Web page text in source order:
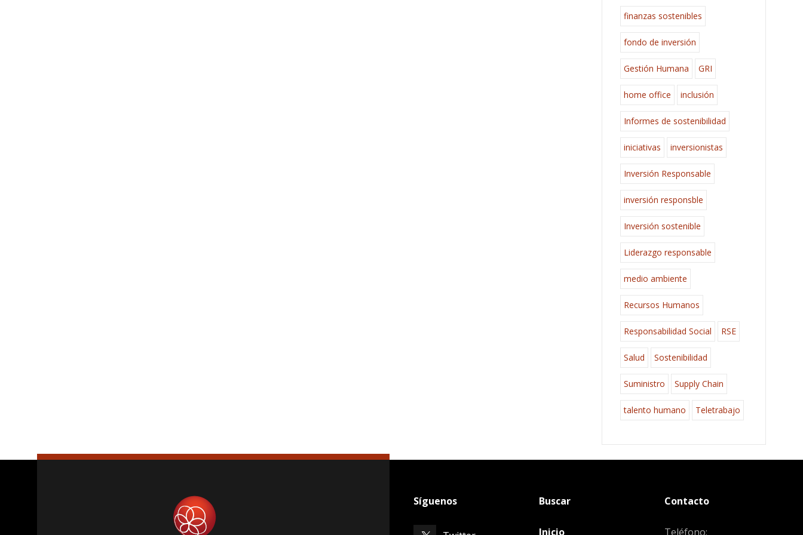
finanzas sostenibles
fondo de inversión
Gestión Humana GRI
home office inclusión
Informes de sostenibilidad
iniciativas inversionistas
Inversión Responsable
inversión responsble
Inversión sostenible
Liderazgo responsable
medio ambiente
Recursos Humanos
Responsabilidad Social RSE
Salud Sostenibilidad
Suministro Supply Chain
talento humano Teletrabajo
Síguenos Buscar
Inicio
Contacto
Teléfono: